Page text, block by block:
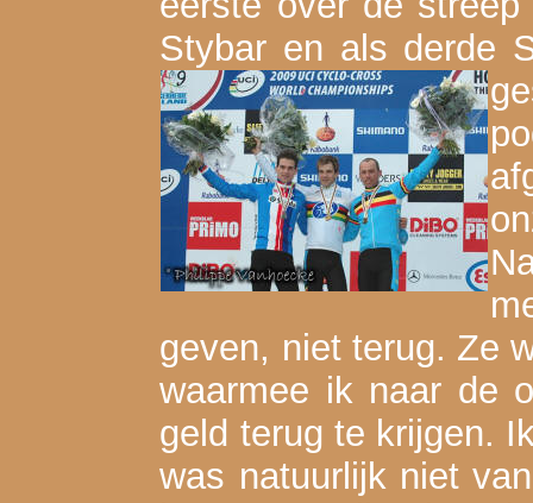
Stybar en als derde
geven, niet terug. Ze
waarmee ik naar de
geld terug te krijgen.
was natuurlijk niet